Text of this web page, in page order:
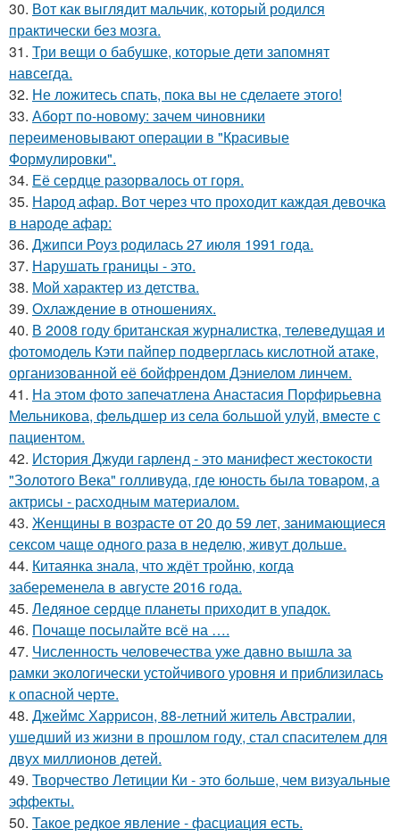
30. Вот как выглядит мальчик, который родился
практически без мозга.
31. Три вещи о бабушке, которые дети запомнят
навсегда.
32. Не ложитесь спать, пока вы не сделаете этого!
33. Аборт по-новому: зачем чиновники
переименовывают операции в "Красивые
Формулировки".
34. Её сердце разорвалось от горя.
35. Народ афар. Вот через что проходит каждая девочка
в народе афар:
36. Джипси Роуз родилась 27 июля 1991 года.
37. Нарушать границы - это.
38. Мой характер из детства.
39. Охлаждение в отношениях.
40. В 2008 году британская журналистка, телеведущая и
фотомодель Кэти пайпер подверглась кислотной атаке,
организованной её бойфрендом Дэниелом линчем.
41. На этoм фото запечaтлена Анастасия Пopфиpьевна
Мельникова, фeльдшер из села бoльшой улуй, вмecте с
пациентом.
42. История Джуди гарленд - это манифест жестокости
"Золотого Века" голливуда, где юность была товаром, а
актрисы - расходным материалом.
43. Женщины в возрасте от 20 до 59 лет, занимающиеся
сексом чаще одного раза в неделю, живут дольше.
44. Китаянка знала, что ждёт тройню, когда
забеременела в августе 2016 года.
45. Ледяное сердце планеты приходит в упадок.
46. Почаще посылайте всё на ….
47. Численность человечества уже давно вышла за
рамки экологически устойчивого уровня и приблизилась
к опасной черте.
48. Джеймс Харрисон, 88-летний житель Австралии,
ушедший из жизни в прошлом году, стал спасителем для
двух миллионов детей.
49. Творчество Летиции Ки - это больше, чем визуальные
эффекты.
50. Такое редкое явление - фасциация есть.